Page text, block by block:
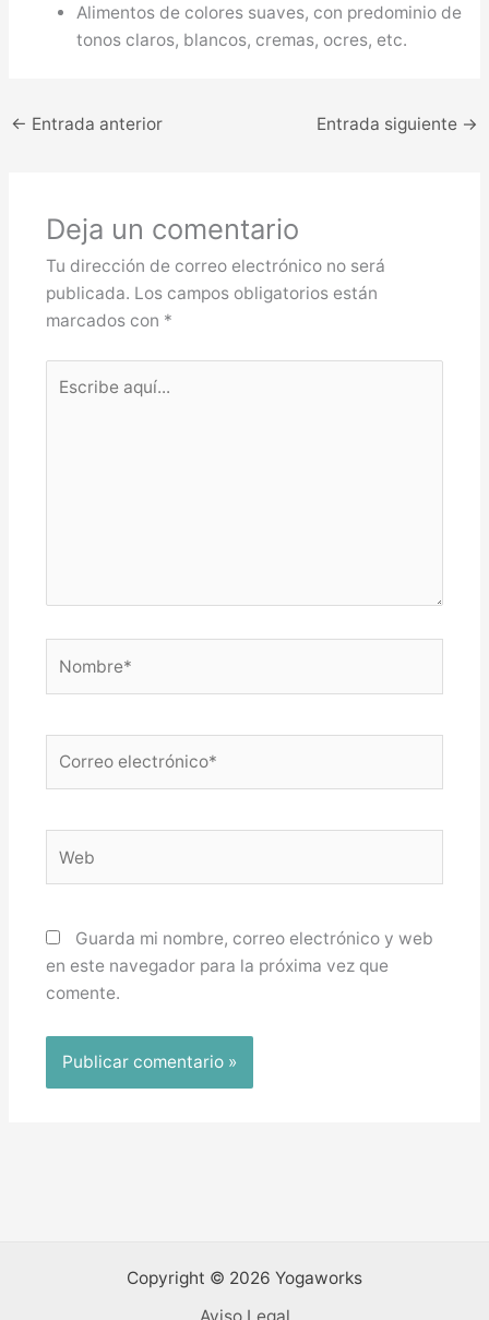
Alimentos de colores suaves, con predominio de
tonos claros, blancos, cremas, ocres, etc.
← Entrada anterior Entrada siguiente →
Deja un comentario
Tu dirección de correo electrónico no será
publicada. Los campos obligatorios están
marcados con *
aquí...
electrónico*
Guarda mi nombre, correo electrónico y web
en este navegador para la próxima vez que
comente.
Copyright © 2026 Yogaworks